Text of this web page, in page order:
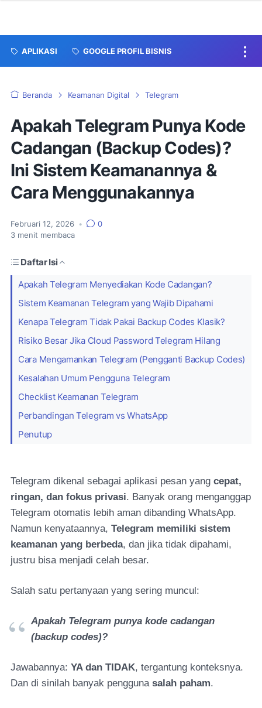
APLIKASI GOOGLE PROFIL BISNIS
Beranda Keamanan Digital Telegram
Apakah Telegram Punya Kode
Cadangan (Backup Codes)?
Ini Sistem Keamanannya &
Cara Menggunakannya
Februari 12, 2026 •
0
3 menit membaca
Daftar Isi
Apakah Telegram Menyediakan Kode Cadangan?
Sistem Keamanan Telegram yang Wajib Dipahami
Kenapa Telegram Tidak Pakai Backup Codes Klasik?
Risiko Besar Jika Cloud Password Telegram Hilang
Cara Mengamankan Telegram (Pengganti Backup Codes)
Kesalahan Umum Pengguna Telegram
Checklist Keamanan Telegram
Perbandingan Telegram vs WhatsApp
Penutup
Telegram dikenal sebagai aplikasi pesan yang cepat,
ringan, dan fokus privasi. Banyak orang menganggap
Telegram otomatis lebih aman dibanding WhatsApp.
Namun kenyataannya, Telegram memiliki sistem
keamanan yang berbeda, dan jika tidak dipahami,
justru bisa menjadi celah besar.
Salah satu pertanyaan yang sering muncul:
Apakah Telegram punya kode cadangan
(backup codes)?
Jawabannya: YA dan TIDAK, tergantung konteksnya.
Dan di sinilah banyak pengguna salah paham.